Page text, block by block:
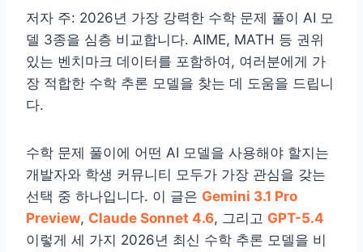
저자 주: 2026년 가장 강력한 수학 문제 풀이 AI 모
델 3종을 심층 비교합니다. AIME, MATH 등 권위
있는 벤치마크 데이터를 포함하여, 여러분에게 가
장 적합한 수학 추론 모델을 찾는 데 도움을 드립니
다.
수학 문제 풀이에 어떤 AI 모델을 사용해야 할지는
개발자와 학생 커뮤니티 모두가 가장 관심을 갖는
선택 중 하나입니다. 이 글은 Gemini 3.1 Pro
Preview, Claude Sonnet 4.6, 그리고 GPT-5.4
이렇게 세 가지 2026년 최신 수학 추론 모델을 비